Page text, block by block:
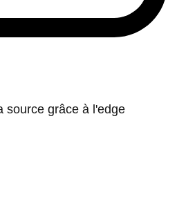
source grâce à l'edge